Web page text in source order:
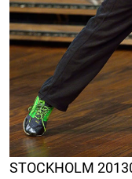
STOCKHOLM